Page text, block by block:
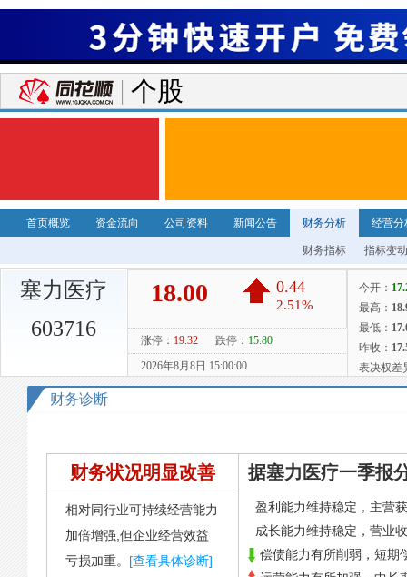
个股
首页概览 资金流向 公司资料 新闻公告 财务分析 经营分
财务指标 指标变
塞力医疗
603716